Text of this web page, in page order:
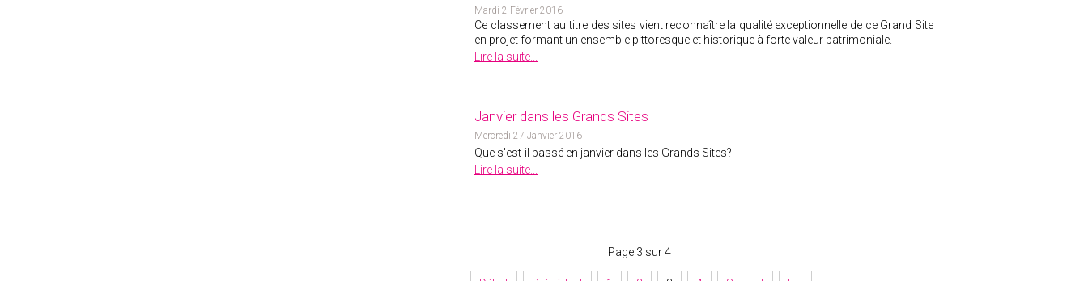
Mardi 2 Février 2016
Ce classement au titre des sites vient reconnaître la qualité exceptionnelle de ce Grand Site
en projet formant un ensemble pittoresque et historique à forte valeur patrimoniale.
Lire la suite...
Janvier dans les Grands Sites
Mercredi 27 Janvier 2016
Que s'est-il passé en janvier dans les Grands Sites?
Lire la suite...
Page 3 sur 4